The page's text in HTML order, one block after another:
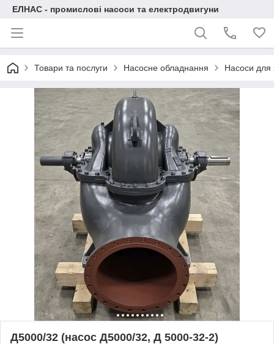
ЕЛНАС - промислові насоси та електродвигуни
Товари та послуги Насосне обладнання Насоси для
Д5000/32 (насос Д5000/32, Д 5000-32-2)